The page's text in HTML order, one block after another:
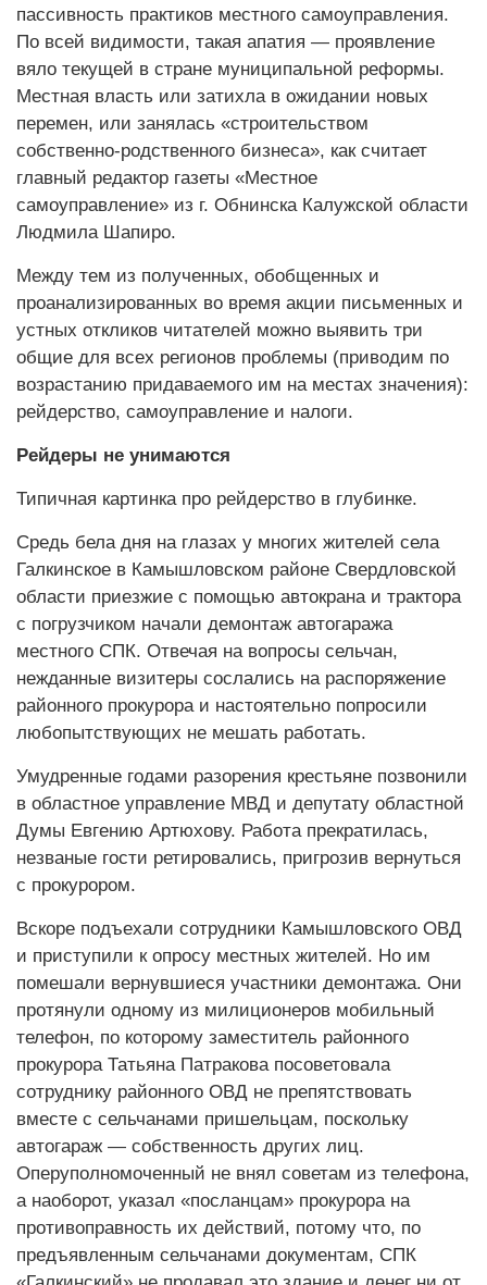
пассивность практиков местного самоуправления.
По всей видимости, такая апатия — проявление
вяло текущей в стране муниципальной реформы.
Местная власть или затихла в ожидании новых
перемен, или занялась «строительством
собственно-родственного бизнеса», как считает
главный редактор газеты «Местное
самоуправление» из г. Обнинска Калужской области
Людмила Шапиро.
Между тем из полученных, обобщенных и
проанализированных во время акции письменных и
устных откликов читателей можно выявить три
общие для всех регионов проблемы (приводим по
возрастанию придаваемого им на местах значения):
рейдерство, самоуправление и налоги.
Рейдеры не унимаются
Типичная картинка про рейдерство в глубинке.
Средь бела дня на глазах у многих жителей села
Галкинское в Камышловском районе Свердловской
области приезжие с помощью автокрана и трактора
с погрузчиком начали демонтаж автогаража
местного СПК. Отвечая на вопросы сельчан,
нежданные визитеры сослались на распоряжение
районного прокурора и настоятельно попросили
любопытствующих не мешать работать.
Умудренные годами разорения крестьяне позвонили
в областное управление МВД и депутату областной
Думы Евгению Артюхову. Работа прекратилась,
незваные гости ретировались, пригрозив вернуться
с прокурором.
Вскоре подъехали сотрудники Камышловского ОВД
и приступили к опросу местных жителей. Но им
помешали вернувшиеся участники демонтажа. Они
протянули одному из милиционеров мобильный
телефон, по которому заместитель районного
прокурора Татьяна Патракова посоветовала
сотруднику районного ОВД не препятствовать
вместе с сельчанами пришельцам, поскольку
автогараж — собственность других лиц.
Оперуполномоченный не внял советам из телефона,
а наоборот, указал «посланцам» прокурора на
противоправность их действий, потому что, по
предъявленным сельчанами документам, СПК